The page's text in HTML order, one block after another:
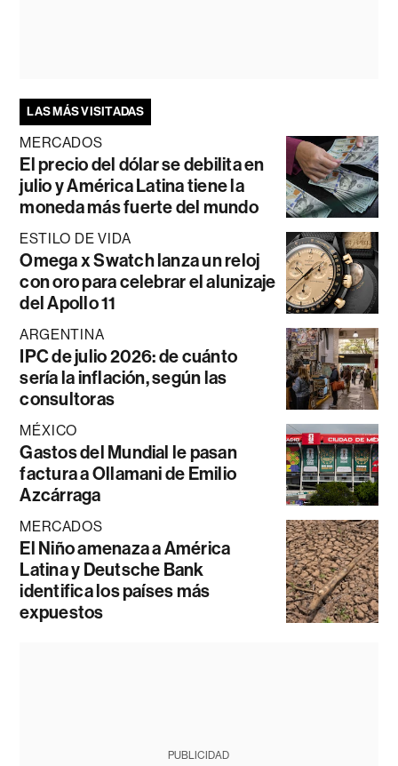
LAS MÁS VISITADAS
MERCADOS
El precio del dólar se debilita en
julio y América Latina tiene la
moneda más fuerte del mundo
ESTILO DE VIDA
Omega x Swatch lanza un reloj
con oro para celebrar el alunizaje
del Apollo 11
ARGENTINA
IPC de julio 2026: de cuánto
sería la inflación, según las
consultoras
MÉXICO
Gastos del Mundial le pasan
factura a Ollamani de Emilio
Azcárraga
MERCADOS
El Niño amenaza a América
Latina y Deutsche Bank
identifica los países más
expuestos
PUBLICIDAD